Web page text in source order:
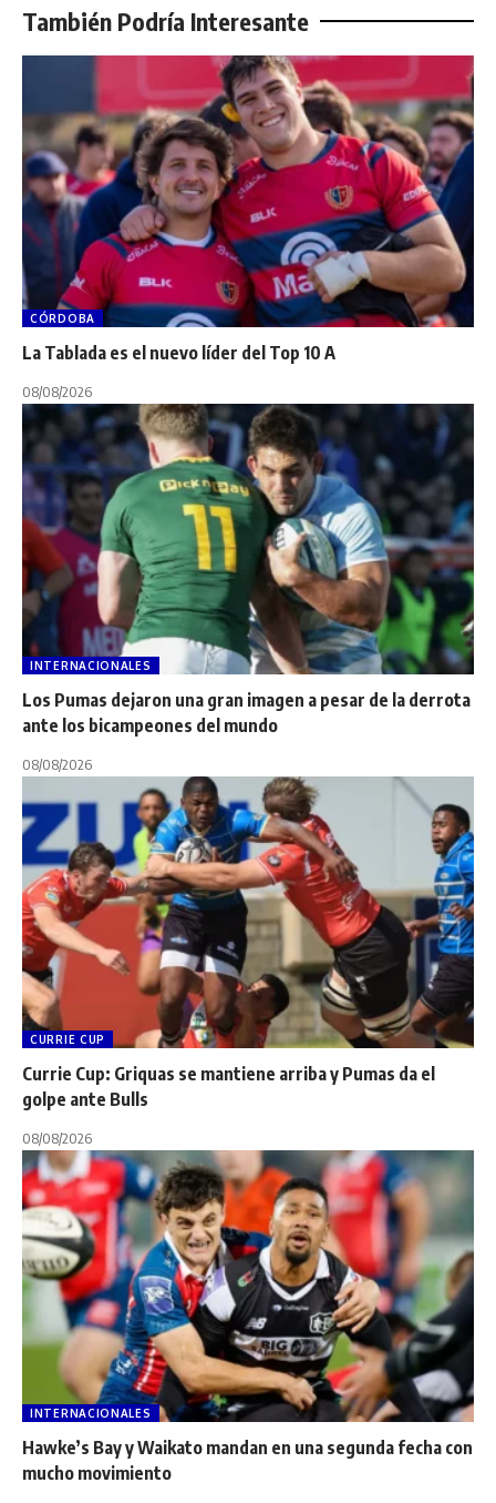
También Podría Interesante
CÓRDOBA
La Tablada es el nuevo líder del Top 10 A
08/08/2026
INTERNACIONALES
Los Pumas dejaron una gran imagen a pesar de la derrota
ante los bicampeones del mundo
08/08/2026
CURRIE CUP
Currie Cup: Griquas se mantiene arriba y Pumas da el
golpe ante Bulls
08/08/2026
INTERNACIONALES
Hawke’s Bay y Waikato mandan en una segunda fecha con
mucho movimiento